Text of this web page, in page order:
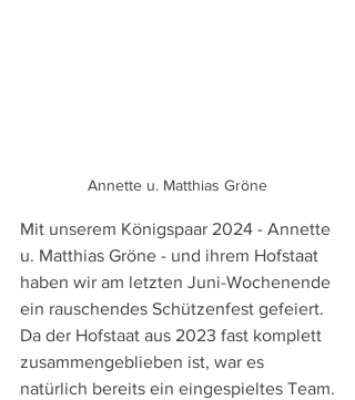
Annette u. Matthias Gröne
Mit unserem Königspaar 2024 - Annette
u. Matthias Gröne - und ihrem Hofstaat
haben wir am letzten Juni-Wochenende
ein rauschendes Schützenfest gefeiert.
Da der Hofstaat aus 2023 fast komplett
zusammengeblieben ist, war es
natürlich bereits ein eingespieltes Team.